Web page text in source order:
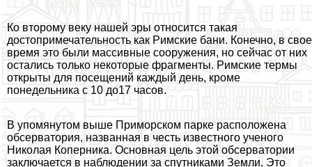
Ко второму веку нашей эры относится такая
достопримечательность как Римские бани. Конечно, в свое
время это были массивные сооружения, но сейчас от них
остались только некоторые фрагменты. Римские термы
открыты для посещений каждый день, кроме
понедельника с 10 до17 часов.
В упомянутом выше Приморском парке расположена
обсерватория, названная в честь известного ученого
Николая Коперника. Основная цель этой обсерватории
заключается в наблюдении за спутниками Земли. Это